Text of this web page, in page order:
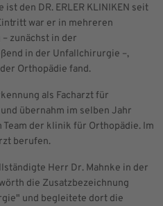
den DR. ERLER KLINIKEN seit
war er in mehreren
zunächst in der
in der Unfallchirurgie –,
Orthopädie fand.
als Facharzt für
übernahm im selben Jahr
der klinik für Orthopädie. Im
berufen.
Herr Dr. Mahnke in der
die Zusatzbezeichnung
und begleitete dort die